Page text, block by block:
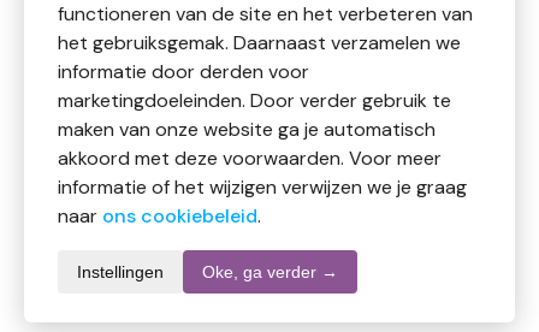
functioneren van de site en het verbeteren van
het gebruiksgemak. Daarnaast verzamelen we
informatie door derden voor
marketingdoeleinden. Door verder gebruik te
maken van onze website ga je automatisch
akkoord met deze voorwaarden. Voor meer
informatie of het wijzigen verwijzen we je graag
naar ons cookiebeleid.
Instellingen Oke, ga verder →